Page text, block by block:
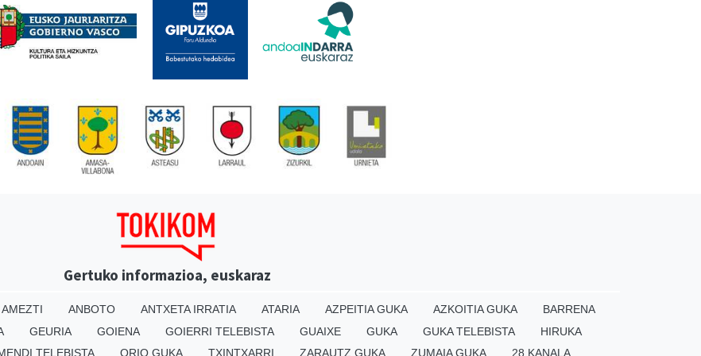
Gertuko informazioa, euskaraz
AMEZTI ANBOTO ANTXETA IRRATIA ATARIA AZPEITIA GUKA AZKOITIA GUKA
BARRENA
GEURIA GOIENA GOIERRI TELEBISTA GUAIXE GUKA GUKA TELEBISTA
HIRUKA
TELEBISTA ORIO GUKA TXINTXARRI ZARAUTZ GUKA ZUMAIA GUKA 28 KANALA